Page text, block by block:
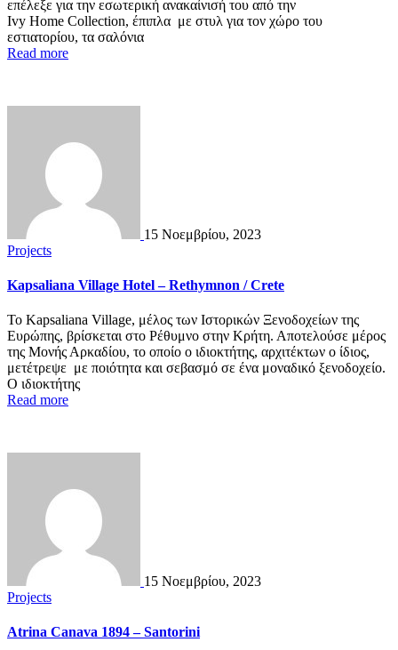
επέλεξε για την εσωτερική ανακαίνισή του από την
Ιvy Home Collection, έπιπλα με στυλ για τον χώρο του
εστιατορίου, τα σαλόνια
Read more
15 Νοεμβρίου, 2023
Projects
Kapsaliana Village Hotel – Rethymnon / Crete
Το Kapsaliana Village, μέλος των Ιστορικών Ξενοδοχείων της
Ευρώπης, βρίσκεται στο Ρέθυμνο στην Κρήτη. Αποτελούσε μέρος
της Μονής Αρκαδίου, το οποίο ο ιδιοκτήτης, αρχιτέκτων ο ίδιος,
μετέτρεψε με ποιότητα και σεβασμό σε ένα μοναδικό ξενοδοχείο.
Ο ιδιοκτήτης
Read more
15 Νοεμβρίου, 2023
Projects
Atrina Canava 1894 – Santorini